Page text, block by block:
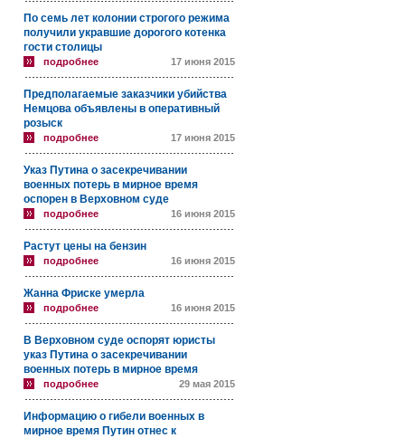
По семь лет колонии строгого режима
получили укравшие дорогого котенка
гости столицы
подробнее 17 июня 2015
Предполагаемые заказчики убийства
Немцова объявлены в оперативный
розыск
подробнее 17 июня 2015
Указ Путина о засекречивании
военных потерь в мирное время
оспорен в Верховном суде
подробнее 16 июня 2015
Растут цены на бензин
подробнее 16 июня 2015
Жанна Фриске умерла
подробнее 16 июня 2015
В Верховном суде оспорят юристы
указ Путина о засекречивании
военных потерь в мирное время
подробнее 29 мая 2015
Информацию о гибели военных в
мирное время Путин отнес к